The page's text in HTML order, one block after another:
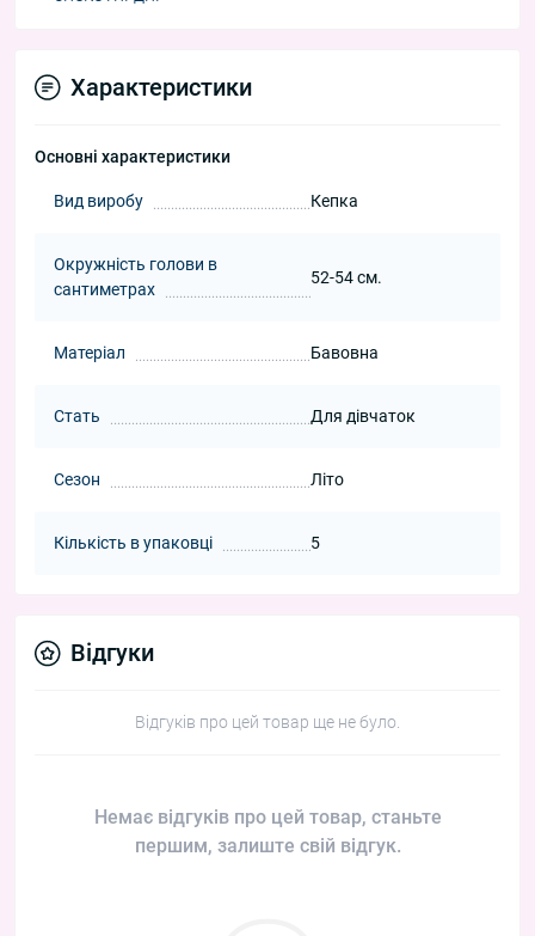
Характеристики
Основні характеристики
Вид виробу Кепка
Окружність голови в
сантиметрах
52-54 см.
Матеріал Бавовна
Стать Для дівчаток
Сезон Літо
Кількість в упаковці 5
Відгуки
Відгуків про цей товар ще не було.
Немає відгуків про цей товар, станьте
першим, залиште свій відгук.